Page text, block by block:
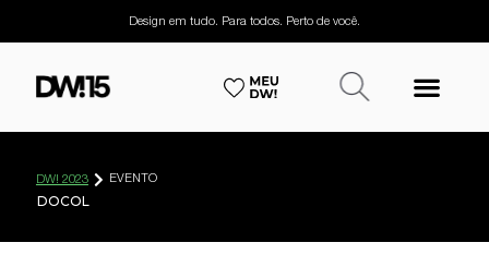
Design em tudo. Para todos. Perto de você.
DW! 2023 EVENTO
DOCOL